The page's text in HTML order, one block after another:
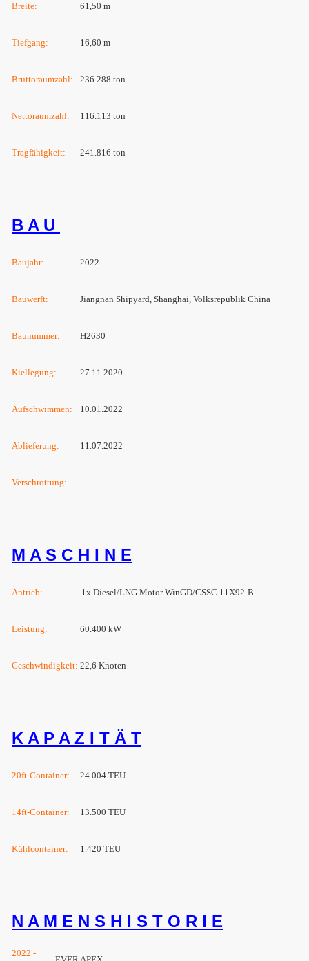
Breite: 61,50 m
Tiefgang: 16,60 m
Bruttoraumzahl: 236.288 ton
Nettoraumzahl: 116.113 ton
Tragfähigkeit: 241.816 ton
B A U
Baujahr: 2022
Bauwerft: Jiangnan Shipyard, Shanghai, Volksrepublik China
Baunummer: H2630
Kiellegung: 27.11.2020
Aufschwimmen: 10.01.2022
Ablieferung: 11.07.2022
Verschrottung: -
M A S C H I N E
Antrieb: 1x Diesel/LNG Motor WinGD/CSSC 11X92-B
Leistung: 60.400 kW
Geschwindigkeit: 22,6 Knoten
K A P A Z I T Ä T
20ft-Container: 24.004 TEU
14ft-Container: 13.500 TEU
Kühlcontainer: 1.420 TEU
N A M E N S H I S T O R I E
2022 -